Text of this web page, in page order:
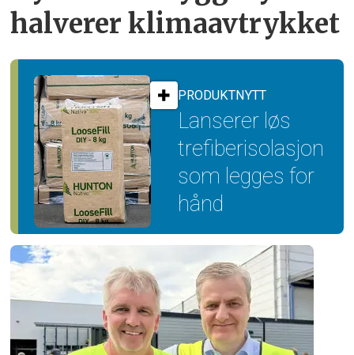
halverer klimaavtrykket
PRODUKTNYTT
Lanserer løs
trefiber­isolasjon
som legges for
hånd